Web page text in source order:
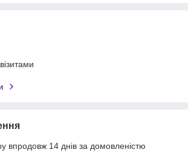
впродовж 14 днів за домовленістю